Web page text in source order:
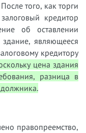
того, как торги
кредитор
об оставлении
здание, являющееся
кредитору
цена здания
разница в
правопреемство,